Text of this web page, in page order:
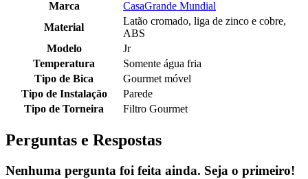
Marca
CasaGrande Mundial
Material
Latão cromado, liga de zinco e cobre,
ABS
Modelo
Jr
Temperatura
Somente água fria
Tipo de Bica
Gourmet móvel
Tipo de Instalação
Parede
Tipo de Torneira
Filtro Gourmet
Perguntas e Respostas
Nenhuma pergunta foi feita ainda. Seja o primeiro!